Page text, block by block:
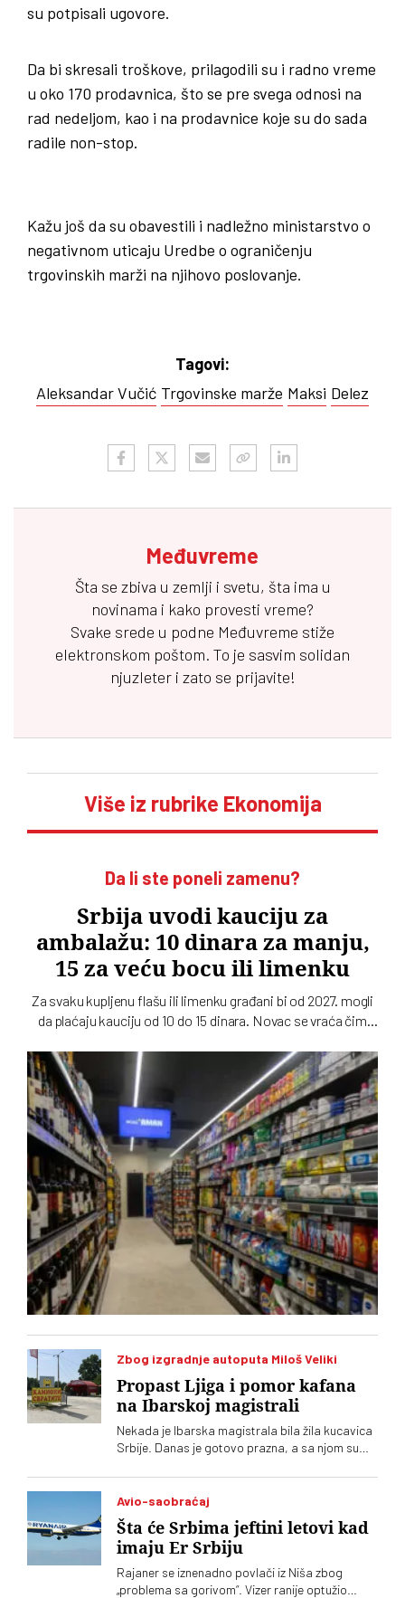
su potpisali ugovore.
Da bi skresali troškove, prilagodili su i radno vreme
u oko 170 prodavnica, što se pre svega odnosi na
rad nedeljom, kao i na prodavnice koje su do sada
radile non-stop.
Kažu još da su obavestili i nadležno ministarstvo o
negativnom uticaju Uredbe o ograničenju
trgovinskih marži na njihovo poslovanje.
Tagovi:
Aleksandar Vučić Trgovinske marže Maksi Delez
Međuvreme
Šta se zbiva u zemlji i svetu, šta ima u
novinama i kako provesti vreme?
Svake srede u podne Međuvreme stiže
elektronskom poštom. To je sasvim solidan
njuzleter i zato se prijavite!
Više iz rubrike Ekonomija
Da li ste poneli zamenu?
Srbija uvodi kauciju za
ambalažu: 10 dinara za manju,
15 za veću bocu ili limenku
Za svaku kupljenu flašu ili limenku građani bi od 2027. mogli
da plaćaju kauciju od 10 do 15 dinara. Novac se vraća čim
Zbog izgradnje autoputa Miloš Veliki
Propast Ljiga i pomor kafana
na Ibarskoj magistrali
Nekada je Ibarska magistrala bila žila kucavica
Srbije. Danas je gotovo prazna, a sa njom su
Sedam godina nakon dolaska autoputa Miloš
Veliki, meštani kažu da se njihova varoš nije
pomerila sa mrtve tačke
Avio-saobraćaj
Šta će Srbima jeftini letovi kad
imaju Er Srbiju
Rajaner se iznenadno povlači iz Niša zbog
„problema sa gorivom“. Vizer ranije optužio